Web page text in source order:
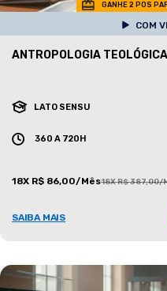
GANHE 2 POS
COM
ANTROPOLOGIA
LATO SENSU
360 A 720H
18X R$ 86,00/Mês18X R$ 387,00/
SAIBA MAIS